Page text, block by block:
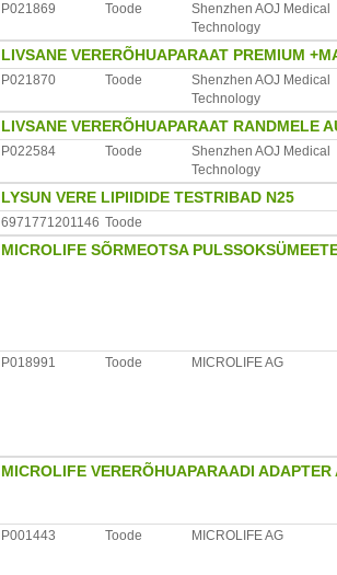
P021869 Toode
Shenzhen AOJ Medical
Technology
LIVSANE VERERÕHUAPARAAT PREMIUM
P021870 Toode
Shenzhen AOJ Medical
Technology
LIVSANE VERERÕHUAPARAAT RANDMELE
P022584 Toode
Shenzhen AOJ Medical
Technology
LYSUN VERE LIPIIDIDE TESTRIBAD N25
6971771201146 Toode
MICROLIFE SÕRMEOTSA
P018991 Toode MICROLIFE AG
MICROLIFE VERERÕHUAPARAADI ADAPTER
P001443 Toode MICROLIFE AG